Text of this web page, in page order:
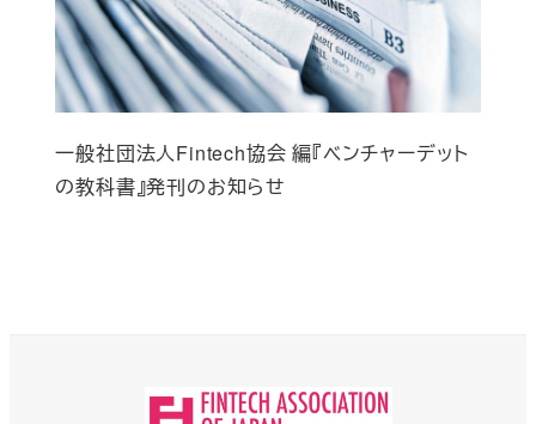
一般社団法人Fintech協会 編『ベンチャーデット
の教科書』発刊のお知らせ